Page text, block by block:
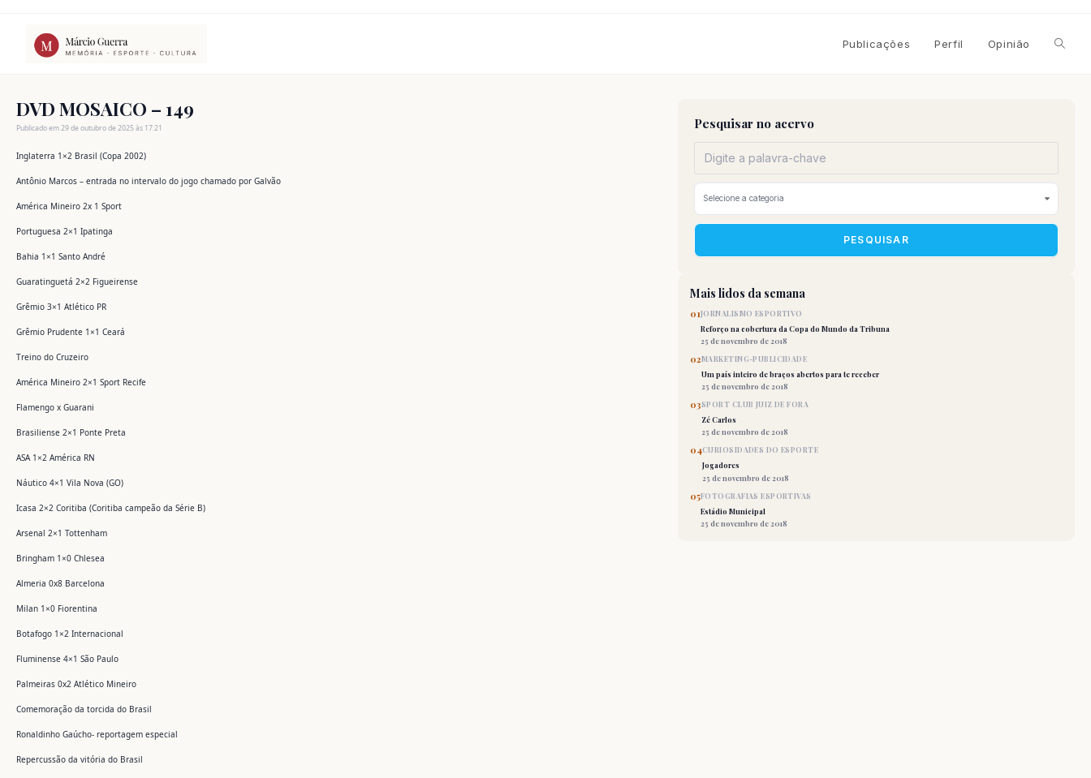
conteúdo
Publicações Perfil Opinião
site
DVD MOSAICO – 149
Publicado em 29 de outubro de 2025 às 17:21
Inglaterra 1×2 Brasil (Copa 2002)
Antônio Marcos – entrada no intervalo do jogo chamado por Galvão
América Mineiro 2x 1 Sport
Portuguesa 2×1 Ipatinga
Bahia 1×1 Santo André
Guaratinguetá 2×2 Figueirense
Grêmio 3×1 Atlético PR
Grêmio Prudente 1×1 Ceará
Treino do Cruzeiro
América Mineiro 2×1 Sport Recife
Flamengo x Guarani
Brasiliense 2×1 Ponte Preta
ASA 1×2 América RN
Náutico 4×1 Vila Nova (GO)
Icasa 2×2 Coritiba (Coritiba campeão da Série B)
Arsenal 2×1 Tottenham
Bringham 1×0 Chlesea
Almeria 0x8 Barcelona
Milan 1×0 Fiorentina
Botafogo 1×2 Internacional
Fluminense 4×1 São Paulo
Palmeiras 0x2 Atlético Mineiro
Comemoração da torcida do Brasil
Ronaldinho Gaúcho- reportagem especial
Repercussão da vitória do Brasil
Pesquisar no acervo
PESQUISAR
Mais lidos da semana
01JORNALISMO ESPORTIVO
Reforço na cobertura da Copa do Mundo da Tribuna
25 de novembro de 2018
02MARKETING-PUBLICIDADE
Um país inteiro de braços abertos para te receber
25 de novembro de 2018
03SPORT CLUB JUIZ DE FORA
Zé Carlos
25 de novembro de 2018
04CURIOSIDADES DO ESPORTE
Jogadores
25 de novembro de 2018
05FOTOGRAFIAS ESPORTIVAS
Estádio Municipal
25 de novembro de 2018